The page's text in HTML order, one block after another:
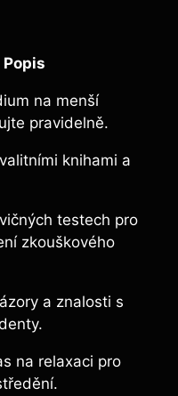
Popis
na menší
pravidelně.
knihami a
testech pro
zkouškového
a znalosti s
na relaxaci pro